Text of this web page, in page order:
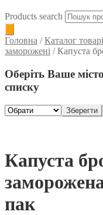
Products search
Головна /Каталог
заморожені /Капуста
Оберіть Ваше
списку
Зберегти
Капуста
пак